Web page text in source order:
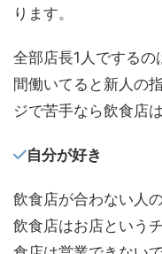
ります。
全部店長1人でする
間働いてると新人の
ジで苦手なら飲食店
自分が好き
飲食店が合わない人
飲食店はお店という